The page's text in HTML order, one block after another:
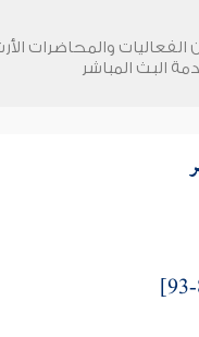
الفعاليات والمحاضرات
البث المباشر